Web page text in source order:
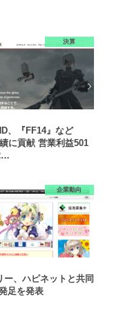
決算
、『FF14』など
に貢献 営業利益501
企業動向
ー、ハピネットと共同
足を発表